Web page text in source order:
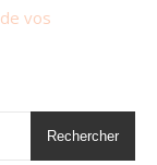
vos
Rechercher